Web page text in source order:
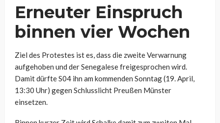
Erneuter Einspruch
binnen vier Wochen
Ziel des Protestes ist es, dass die zweite Verwarnung
aufgehoben und der Senegalese freigesprochen wird.
Damit dürfte S04 ihn am kommenden Sonntag (19. April,
13:30 Uhr) gegen Schlusslicht Preußen Münster
einsetzen.